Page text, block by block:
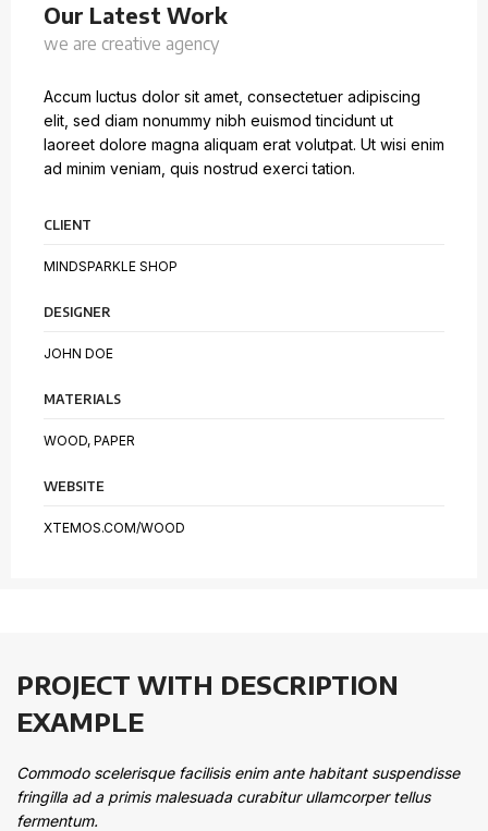
Our Latest Work
we are creative agency
Accum luctus dolor sit amet, consectetuer adipiscing
elit, sed diam nonummy nibh euismod tincidunt ut
laoreet dolore magna aliquam erat volutpat. Ut wisi enim
ad minim veniam, quis nostrud exerci tation.
CLIENT
MINDSPARKLE SHOP
DESIGNER
JOHN DOE
MATERIALS
WOOD, PAPER
WEBSITE
XTEMOS.COM/WOOD
PROJECT WITH DESCRIPTION
EXAMPLE
Commodo scelerisque facilisis enim ante habitant suspendisse
fringilla ad a primis malesuada curabitur ullamcorper tellus
fermentum.